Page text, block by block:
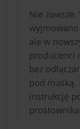
Nie
ale w
producenci
bez
pod
instrukcję